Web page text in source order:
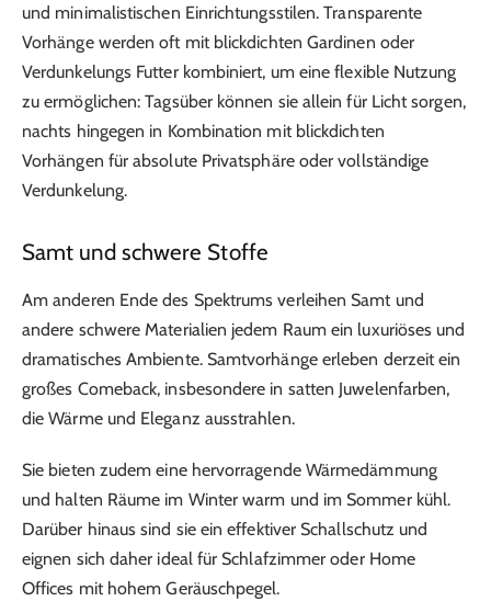
und minimalistischen Einrichtungsstilen. Transparente
Vorhänge werden oft mit blickdichten Gardinen oder
Verdunkelungs Futter kombiniert, um eine flexible Nutzung
zu ermöglichen: Tagsüber können sie allein für Licht sorgen,
nachts hingegen in Kombination mit blickdichten
Vorhängen für absolute Privatsphäre oder vollständige
Verdunkelung.
Samt und schwere Stoffe
Am anderen Ende des Spektrums verleihen Samt und
andere schwere Materialien jedem Raum ein luxuriöses und
dramatisches Ambiente. Samtvorhänge erleben derzeit ein
großes Comeback, insbesondere in satten Juwelenfarben,
die Wärme und Eleganz ausstrahlen.
Sie bieten zudem eine hervorragende Wärmedämmung
und halten Räume im Winter warm und im Sommer kühl.
Darüber hinaus sind sie ein effektiver Schallschutz und
eignen sich daher ideal für Schlafzimmer oder Home
Offices mit hohem Geräuschpegel.